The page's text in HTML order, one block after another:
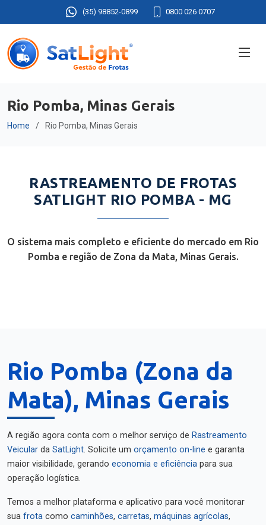
(35) 98852-0899 0800 026 0707
Rio Pomba, Minas Gerais
Home Rio Pomba, Minas Gerais
RASTREAMENTO DE FROTAS
SATLIGHT RIO POMBA - MG
O sistema mais completo e eficiente do mercado em Rio
Pomba e região de Zona da Mata, Minas Gerais.
Rio Pomba (Zona da
Mata), Minas Gerais
A região agora conta com o melhor serviço de Rastreamento
Veicular da SatLight. Solicite um orçamento on-line e garanta
maior visibilidade, gerando economia e eficiência para sua
operação logística.
Temos a melhor plataforma e aplicativo para você monitorar
sua frota como caminhões, carretas, máquinas agrícolas,